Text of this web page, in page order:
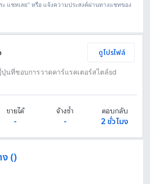
แชทเลย" หรือ แจ้งความประสงค์ผ่านทางแชทของ
ดูโปรไฟล์
นที่ชอบการวาดคาร์แรคเตอร์สไตล์sd
ขายได้
-
จ้างซ้ำ
-
ตอบกลับ
2 ชั่วโมง
()